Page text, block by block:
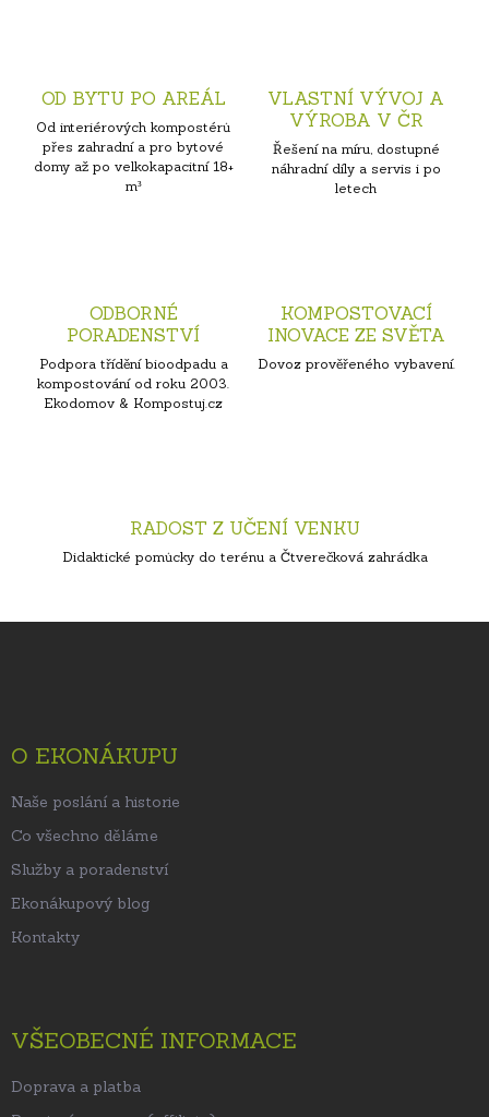
OD BYTU PO AREÁL
Od interiérových kompostérů
přes zahradní a pro bytové
domy až po velkokapacitní 18+
m³
VLASTNÍ VÝVOJ A
VÝROBA V ČR
Řešení na míru, dostupné
náhradní díly a servis i po
letech
ODBORNÉ
PORADENSTVÍ
Podpora třídění bioodpadu a
kompostování od roku 2003.
Ekodomov & Kompostuj.cz
KOMPOSTOVACÍ
INOVACE ZE SVĚTA
Dovoz prověřeného vybavení.
RADOST Z UČENÍ VENKU
Didaktické pomůcky do terénu a Čtverečková zahrádka
O EKONÁKUPU
Naše poslání a historie
Co všechno děláme
Služby a poradenství
Ekonákupový blog
Kontakty
VŠEOBECNÉ INFORMACE
Doprava a platba